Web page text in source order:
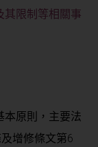
其限制等相關事
本原則，主要法
增修條文第6